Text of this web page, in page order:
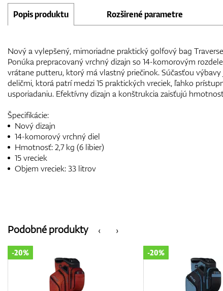
Popis produktu Rozširené parametre
Nový a vylepšený, mimoriadne praktický golfový bag
Ponúka prepracovaný vrchný dizajn so 14-komorovým
vrátane putteru, ktorý má vlastný priečinok. Súčasťou
deličmi, ktorá patrí medzi 15 praktických vreciek, ľahko
usporiadaniu. Efektívny dizajn a konštrukcia zaisťujú
Špecifikácie:
Nový dizajn
14-komorový vrchný diel
Hmotnosť: 2,7 kg (6 libier)
15 vreciek
Objem vreciek: 33 litrov
‹
Podobné produkty ›
-20% -20%